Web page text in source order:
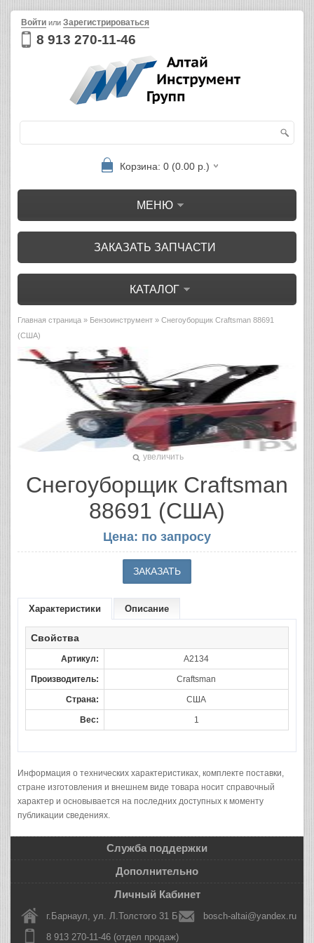
8 913 270-11-46
Войти или Зарегистрироваться
Корзина: 0 (0.00 р.)
МЕНЮ
ЗАКАЗАТЬ ЗАПЧАСТИ
КАТАЛОГ
Главная страница » Бензоинструмент » Снегоуборщик Craftsman 88691
(США)
увеличить
Снегоуборщик Craftsman
88691 (США)
Цена: по запросу
Характеристики Описание
Свойства
Артикул: A2134
Производитель: Craftsman
Страна: США
Вес: 1
Информация о технических характеристиках, комплекте поставки,
стране изготовления и внешнем виде товара носит справочный
характер и основывается на последних доступных к моменту
публикации сведениях.
Служба поддержки
Дополнительно
Личный Кабинет
г.Барнаул, ул. Л.Толстого 31 Б
bosch-altai@yandex.ru
8 913 270-11-46 (отдел продаж)